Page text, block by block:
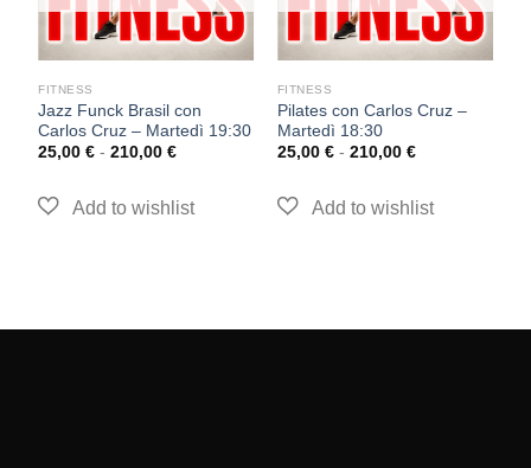
FITNESS
Jazz Funck Brasil con
Carlos Cruz – Martedì 19:30
25,00€ - 210,00€
FITNESS
Pilates con Carlos Cruz –
Martedì 18:30
25,00 € - 210,00 €